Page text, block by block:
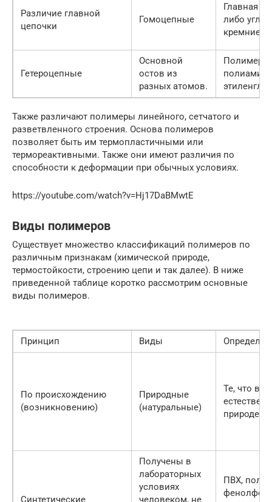
Различие главной
цепочки
Гомоцепные
Главная
либо
кремнием.
Гетероцепные
Основной
остов из
разных атомов.
Также различают полимеры линейного, сетчатого и
разветвленного строения. Основа полимеров
позволяет быть им термопластичными или
термореактивными. Также они имеют различия по
способности к деформации при обычных условиях.
https://youtube.com/watch?v=Hj17DaBMwtE
Виды полимеров
Существует множество классификаций полимеров по
различным признакам (химической природе,
термостойкости, строению цепи и так далее). В ниже
приведенной таблице коротко рассмотрим основные
виды полимеров.
Принцип Виды
По происхождению
(возникновению)
Природные
(натуральные)
Те, что
природе.
Синтетические
Получены в
лабораторных
условиях
человеком, не
ПВХ,